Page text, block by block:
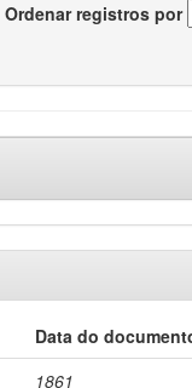
Ordenar registros por
Data do
1861